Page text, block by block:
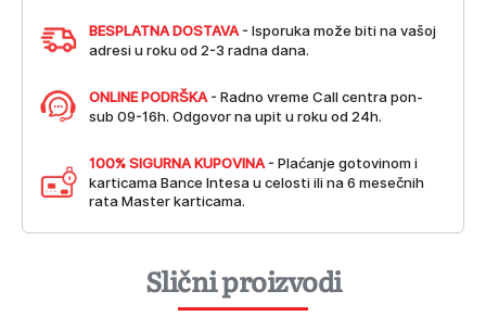
BESPLATNA DOSTAVA - Isporuka može biti na vašoj
adresi u roku od 2-3 radna dana.
ONLINE PODRŠKA - Radno vreme Call centra pon-
sub 09-16h. Odgovor na upit u roku od 24h.
100% SIGURNA KUPOVINA - Plaćanje gotovinom i
karticama Bance Intesa u celosti ili na 6 mesečnih
rata Master karticama.
Slični proizvodi